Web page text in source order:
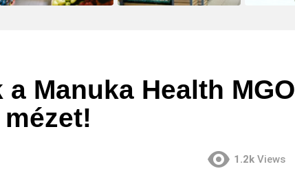
Manuka Health MGO
1.2k Views